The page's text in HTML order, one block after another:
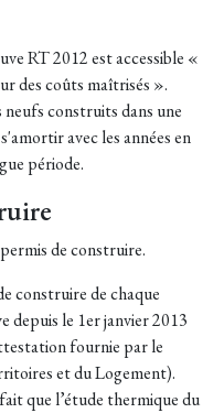
RT 2012 est accessible «
des coûts maîtrisés ».
construits dans une
avec les années en
période.
de construire.
construire de chaque
depuis le 1er janvier 2013
fournie par le
et du Logement).
que l’étude thermique du